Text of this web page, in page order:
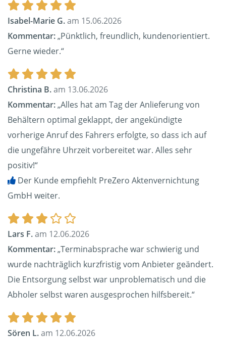
Isabel-Marie G.am 15.06.2026
Kommentar:„Pünktlich, freundlich, kundenorientiert.
Gerne wieder.“
Christina B.am 13.06.2026
Kommentar:„Alles hat am Tag der Anlieferung von
Behältern optimal geklappt, der angekündigte
vorherige Anruf des Fahrers erfolgte, so dass ich auf
die ungefähre Uhrzeit vorbereitet war. Alles sehr
positiv!“
Der Kunde empfiehlt PreZero Aktenvernichtung
GmbH weiter.
Lars F.am 12.06.2026
Kommentar:„Terminabsprache war schwierig und
wurde nachträglich kurzfristig vom Anbieter geändert.
Die Entsorgung selbst war unproblematisch und die
Abholer selbst waren ausgesprochen hilfsbereit.“
Sören L.am 12.06.2026